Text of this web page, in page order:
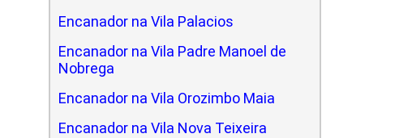
Encanador na Vila Palacios
Encanador na Vila Padre Manoel de
Nobrega
Encanador na Vila Orozimbo Maia
Encanador na Vila Nova Teixeira